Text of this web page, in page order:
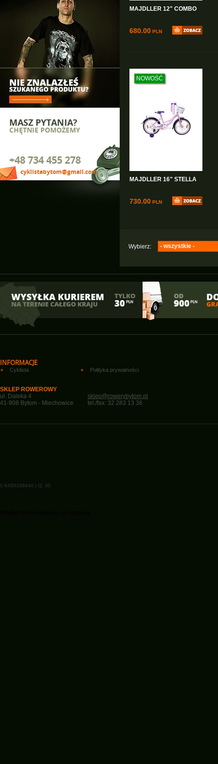
Narzędzia i smary
Łańcuchy śniegowe
Bagażniki i Boxy
MASZ PYTANIA?
CHĘTNIE POMOŻEMY
+48 734 455 278
cyklistabytom@gmail.com
MAJDLLER 12" COMBO
680.00 PLN
NOWOŚĆ
MAJDLLER 16" STELLA
730.00 PLN
Wybierz: - wszystkie -
INFORMACJE
Cyklista Polityka prywatności
SKLEP ROWEROWY
ul. Daleka 4
41-908 Bytom - Miechowice
sklep@rowerybytom.pl
tel./fax: 32 283 13 36
0.8450338840 | Q: 30